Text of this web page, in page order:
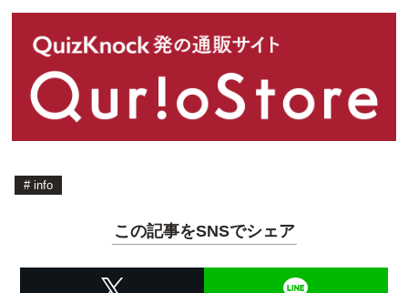
# info
この記事をSNSでシェア